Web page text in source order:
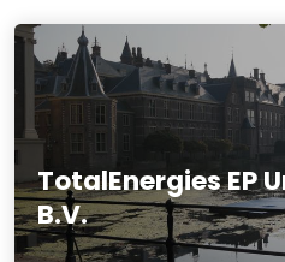
TotalEnergies EP
B.V.